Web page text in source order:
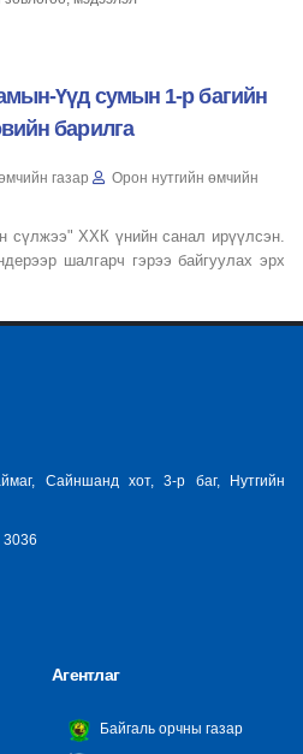
Үүд сумын 1-р багийн
барилга
газар
Орон нутгийн өмчийн
сүлжээ" ХХК үнийн санал ирүүлсэн.
шалгарч гэрээ байгуулах эрх
Сайншанд хот, 3-р баг, Нутгийн
3036
Агентлаг
Байгаль орчны газар